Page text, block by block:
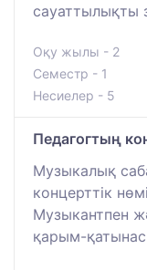
сауаттылықты
Оқу жылы - 2
Семестр - 1
Несиелер - 5
Педагогтың
Музыкалық
концерттік
Музыкантпен
қарым-